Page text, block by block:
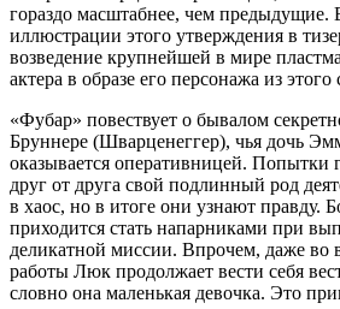
гораздо масштабнее, чем предыдущие.
иллюстрации этого утверждения в
возведение крупнейшей в мире
актера в образе его персонажа из этого
«Фубар» повествует о бывалом
Бруннере (Шварценеггер), чья дочь
оказывается оперативницей. Попытки
друг от друга свой подлинный род
в хаос, но в итоге они узнают правду.
приходится стать напарниками при
деликатной миссии. Впрочем, даже во
работы Люк продолжает вести себя
словно она маленькая девочка. Это